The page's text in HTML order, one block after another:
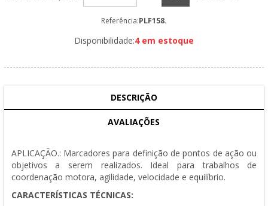
Referência:PLF158.
Disponibilidade:4 em estoque
DESCRIÇÃO
AVALIAÇÕES
APLICAÇÃO.: Marcadores para definição de pontos de ação ou
objetivos a serem realizados. Ideal para trabalhos de
coordenação motora, agilidade, velocidade e equilíbrio.
CARACTERÍSTICAS TÉCNICAS: